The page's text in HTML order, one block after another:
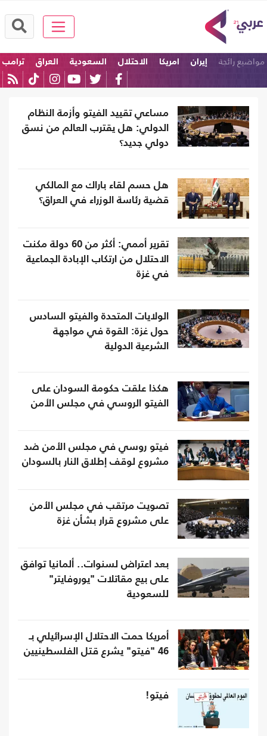
مواضيع رائجة إيران امريكا الاحتلال السعودية العراق ترامب
مساعي تقييد الفيتو وأزمة النظام
الدولي: هل يقترب العالم من نسق
دولي جديد؟
هل حسم لقاء باراك مع المالكي
قضية رئاسة الوزراء في العراق؟
تقرير أممي: أكثر من 60 دولة مكنت
الاحتلال من ارتكاب الإبادة الجماعية
في غزة
الولايات المتحدة والفيتو السادس
حول غزة: القوة في مواجهة
الشرعية الدولية
هكذا علقت حكومة السودان على
الفيتو الروسي في مجلس الأمن
فيتو روسي في مجلس الأمن ضد
مشروع لوقف إطلاق النار بالسودان
تصويت مرتقب في مجلس الأمن
على مشروع قرار بشأن غزة
بعد اعتراض لسنوات.. ألمانيا توافق
على بيع مقاتلات "يوروفايتر"
للسعودية
أمريكا حمت الاحتلال الإسرائيلي بـ
46 "فيتو" يشرع قتل الفلسطينيين
فيتو!